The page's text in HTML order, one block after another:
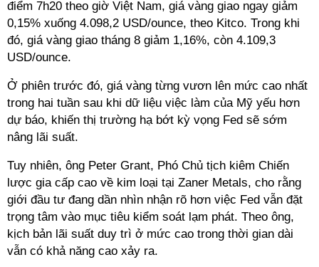
điểm 7h20 theo giờ Việt Nam, giá vàng giao ngay giảm
0,15% xuống 4.098,2 USD/ounce, theo Kitco. Trong khi
đó, giá vàng giao tháng 8 giảm 1,16%, còn 4.109,3
USD/ounce.
Ở phiên trước đó, giá vàng từng vươn lên mức cao nhất
trong hai tuần sau khi dữ liệu việc làm của Mỹ yếu hơn
dự báo, khiến thị trường hạ bớt kỳ vọng Fed sẽ sớm
nâng lãi suất.
Tuy nhiên, ông Peter Grant, Phó Chủ tịch kiêm Chiến
lược gia cấp cao về kim loại tại Zaner Metals, cho rằng
giới đầu tư đang dần nhìn nhận rõ hơn việc Fed vẫn đặt
trọng tâm vào mục tiêu kiểm soát lạm phát. Theo ông,
kịch bản lãi suất duy trì ở mức cao trong thời gian dài
vẫn có khả năng cao xảy ra.